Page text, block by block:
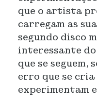
que o artista
carregam as
segundo disco
interessante do
que se seguem,
erro que se cria
experimentam